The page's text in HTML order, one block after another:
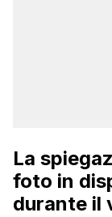
La
foto in
durante il